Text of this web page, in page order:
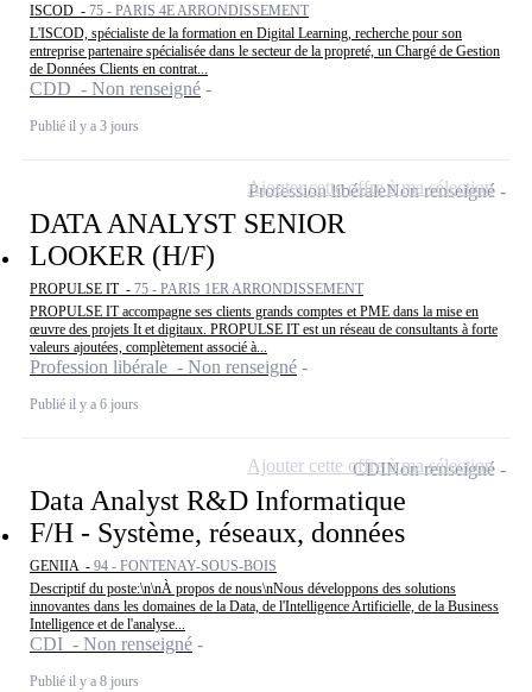
ISCOD - 75 - PARIS 4E ARRONDISSEMENT
L'ISCOD, spécialiste de la formation en Digital Learning, recherche pour son
entreprise partenaire spécialisée dans le secteur de la propreté, un Chargé de Gestion
de Données Clients en contrat...
CDD - Non renseigné
Publié il y a 3 jours
DATA ANALYST SENIOR
LOOKER (H/F)
PROPULSE IT - 75 - PARIS 1ER ARRONDISSEMENT
PROPULSE IT accompagne ses clients grands comptes et PME dans la mise en
œuvre des projets It et digitaux. PROPULSE IT est un réseau de consultants à forte
valeurs ajoutées, complètement associé à...
Profession libérale - Non renseigné
Publié il y a 6 jours
Profession libéraleNon renseigné
Ajouter cette offre à ma sélection
Data Analyst R&D Informatique
F/H - Système, réseaux, données
GENIIA - 94 - FONTENAY-SOUS-BOIS
Descriptif du poste:\n\nÀ propos de nous\nNous développons des solutions
innovantes dans les domaines de la Data, de l'Intelligence Artificielle, de la Business
Intelligence et de l'analyse...
CDI - Non renseigné
Publié il y a 8 jours
CDINon renseigné
Ajouter cette offre à ma sélection